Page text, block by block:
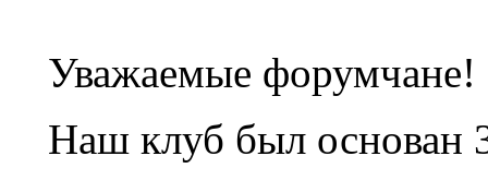
Уважаемые форумчане!
Наш клуб был основан